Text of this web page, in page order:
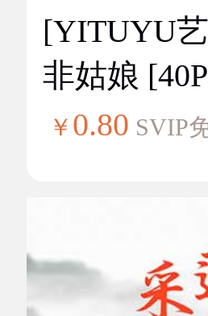
[YITUYU
非姑娘
￥ 0.80 SVIP